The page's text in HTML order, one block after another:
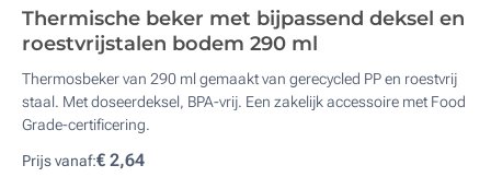
Thermische beker met bijpassend deksel en
roestvrijstalen bodem 290 ml
Thermosbeker van 290 ml gemaakt van gerecycled PP en roestvrij
staal. Met doseerdeksel, BPA-vrij. Een zakelijk accessoire met Food
Grade-certificering.
Prijs vanaf:€ 2,64